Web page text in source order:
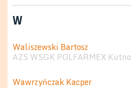
W
Waliszewski Bartosz
AZS WSGK POLFARMEX Kutno
Wawrzyńczak Kacper